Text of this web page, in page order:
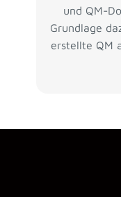
und QM-
Grundlage
erstellte QM